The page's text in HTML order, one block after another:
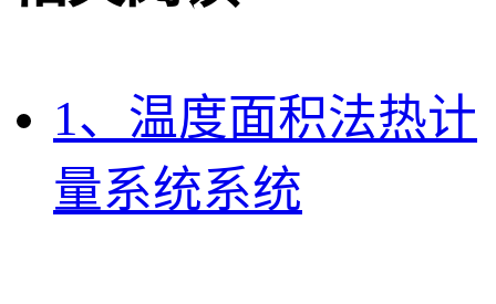
1、温度面积法热计
量系统系统